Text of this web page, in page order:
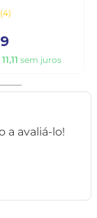
4
11,11 sem juros
a avaliá-lo!